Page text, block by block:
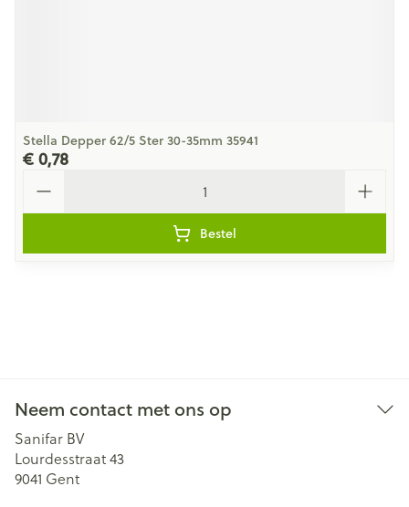
Stella Depper 62/5 Ster 30-35mm 35941
€ 0,78
Bestel
Neem contact met ons op
Sanifar BV
Lourdesstraat 43
9041 Gent